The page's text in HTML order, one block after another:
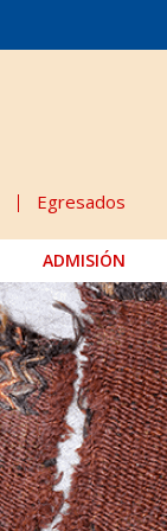
Egresados
ADMISIÓN